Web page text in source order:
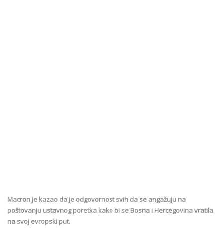
Macron je kazao da je odgovornost svih da se angažuju na
poštovanju ustavnog poretka kako bi se Bosna i Hercegovina vratila
na svoj evropski put.